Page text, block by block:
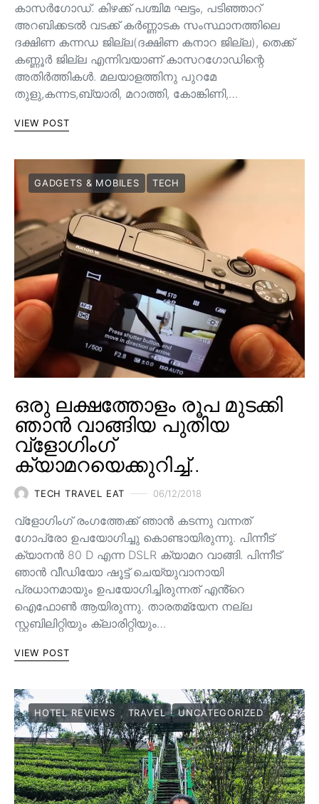
കാസർഗോഡ്. കിഴക്ക്‌ പശ്ചിമ ഘട്ടം, പടിഞ്ഞാറ്‌
അറബിക്കടൽ വടക്ക്‌ കർണ്ണാടക സംസ്ഥാനത്തിലെ
ദക്ഷിണ കന്നഡ ജില്ല(ദക്ഷിണ കനാറ ജില്ല), തെക്ക്‌
കണ്ണൂർ ജില്ല എന്നിവയാണ്‌ കാസറഗോഡിന്റെ
അതിർത്തികൾ. മലയാളത്തിനു പുറമേ
തുളു,കന്നട,ബ്യാരി, മറാത്തി, കോങ്കിണി,…
VIEW POST
GADGETS & MOBILES TECH
ഒരു ലക്ഷത്തോളം രൂപ മുടക്കി
ഞാൻ വാങ്ങിയ പുതിയ
വ്‌ളോഗിംഗ്
ക്യാമറയെക്കുറിച്ച്..
TECH TRAVEL EAT 06/12/2018
വ്‌ളോഗിംഗ് രംഗത്തേക്ക് ഞാൻ കടന്നു വന്നത്
ഗോപ്രോ ഉപയോഗിച്ചു കൊണ്ടായിരുന്നു. പിന്നീട്
ക്യാനൻ 80 D എന്ന DSLR ക്യാമറ വാങ്ങി. പിന്നീട്
ഞാൻ വീഡിയോ ഷൂട്ട് ചെയ്യുവാനായി
പ്രധാനമായും ഉപയോഗിച്ചിരുന്നത് എൻ്റെ
ഐഫോൺ ആയിരുന്നു. താരതമ്യേന നല്ല
സ്റ്റബിലിറ്റിയും ക്ലാരിറ്റിയും…
VIEW POST
HOTEL REVIEWS TRAVEL UNCATEGORIZED